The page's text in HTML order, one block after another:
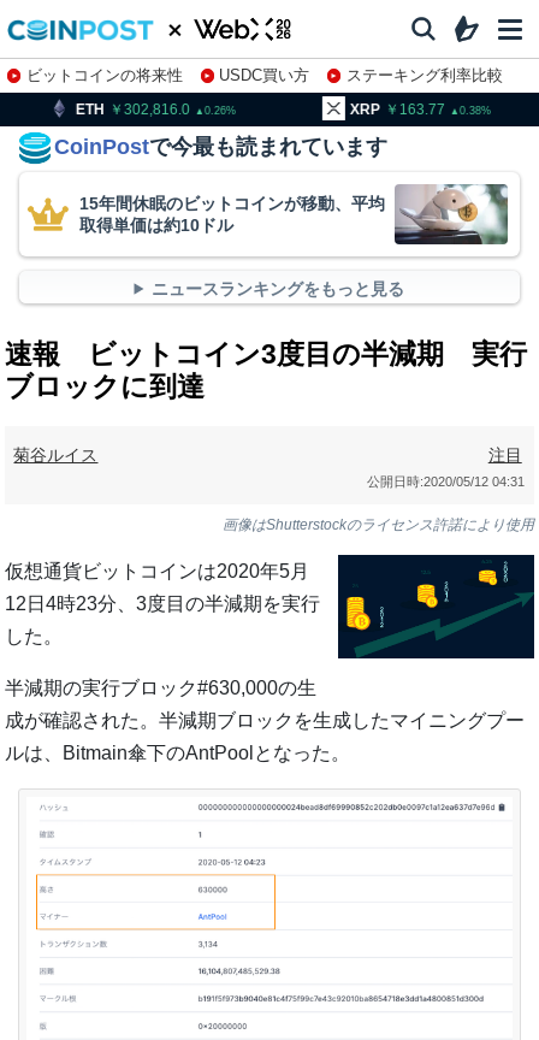
ビットコインの将来性 USDC買い方
ステーキング利率比較
株特集・関連銘柄
0.26 XRP 0.38 BNB
CoinPostで今最も読まれています
15年間休眠のビットコインが移動、平均
取得単価は約10ドル
ニュースランキングをもっと見る
速報 ビットコイン3度目の半減期 実行
ブロックに到達
菊谷ルイス 注目
公開日時:2020/05/12 04:31
画像はShutterstockのライセンス許諾により使用
仮想通貨ビットコインは2020年5月
12日4時23分、3度目の半減期を実行
した。
半減期の実行ブロック#630,000の生
成が確認された。半減期ブロックを生成したマイニングプー
ルは、Bitmain傘下のAntPoolとなった。